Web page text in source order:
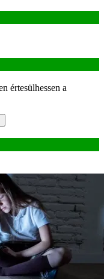
értesülhessen a